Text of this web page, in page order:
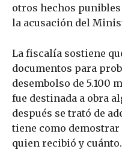
otros hechos
la acusación del
La fiscalía sostiene
documentos para
desembolso de 5.100
fue destinada a obra
después se trató de
tiene como
quien recibió y cuánto.